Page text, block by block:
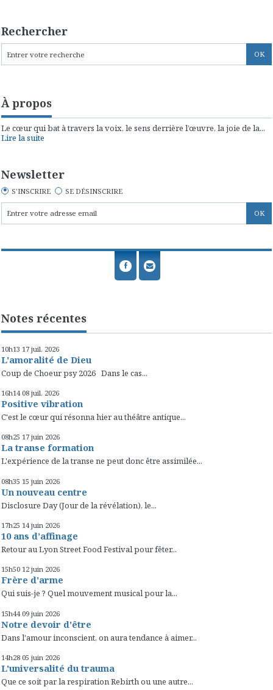
Rechercher
À propos
Le cœur qui bat à travers la voix, le sens derrière l’œuvre, la joie de la...
Lire la suite
Newsletter
S'INSCRIRE SE DÉSINSCRIRE
Notes récentes
10h13 17 juil. 2026
L'amoralité de Dieu
Coup de Choeur psy 2026 Dans le cas...
16h14 08 juil. 2026
Positive vibration
C'est le cœur qui résonna hier au théâtre antique...
08h25 17 juin 2026
La transe formation
L'expérience de la transe ne peut donc être assimilée...
08h35 15 juin 2026
Un nouveau centre
Disclosure Day (Jour de la révélation), le...
17h25 14 juin 2026
10 ans d’affinage
Retour au Lyon Street Food Festival pour fêter...
15h50 12 juin 2026
Frère d'arme
Qui suis-je ? Quel mouvement musical pour la...
15h44 09 juin 2026
Notre devoir d'être
Dans l'amour inconscient, on aura tendance à aimer...
14h28 05 juin 2026
L'universalité du trauma
Que ce soit par la respiration Rebirth ou une autre...